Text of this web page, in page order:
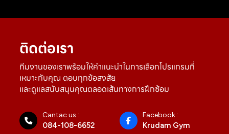
ติดต่อเรา
ทีมงานของเราพร้อมให้คำแนะนำในการเลือกโปรแกรมที่
เหมาะกับคุณ ตอบทุกข้อสงสัย
และดูแลสนับสนุนคุณตลอดเส้นทางการฝึกซ้อม
Cantac us :
084-108-6652
Facebook :
Krudam Gym